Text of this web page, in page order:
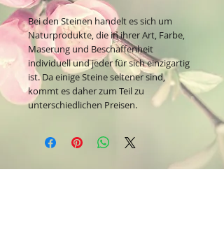
Bei den Steinen handelt es sich um
Naturprodukte, die in ihrer Art, Farbe,
Maserung und Beschaffenheit
individuell und jeder für sich einzigartig
ist. Da einige Steine seltener sind,
kommt es daher zum Teil zu
unterschiedlichen Preisen.